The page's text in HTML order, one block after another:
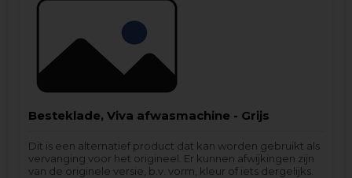
Besteklade, Viva afwasmachine - Grijs
Dit is een alternatief product dat kan worden gebruikt als
vervanging voor het origineel. Er kunnen afwijkingen zijn
van de originele versie, b.v. vorm, kleur of iets dergelijks.